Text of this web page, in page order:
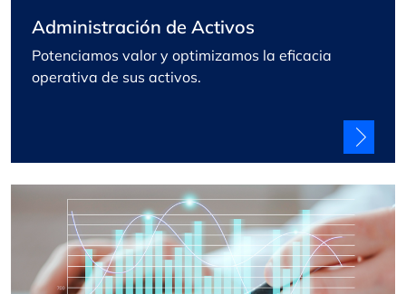
Administración de Activos
Potenciamos valor y optimizamos la eficacia
operativa de sus activos.